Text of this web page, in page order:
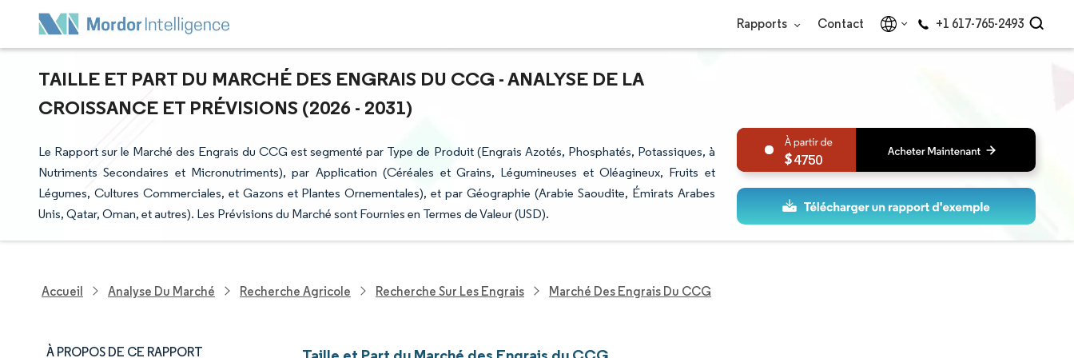
Rapports Contact +1 617-765-2493
TAILLE ET PART DU MARCHÉ DES ENGRAIS DU CCG - ANALYSE DE LA
CROISSANCE ET PRÉVISIONS (2026 - 2031)
Le Rapport sur le Marché des Engrais du CCG est segmenté par Type de Produit (Engrais Azotés, Phosphatés, Potassiques, à
Nutriments Secondaires et Micronutriments), par Application (Céréales et Grains, Légumineuses et Oléagineux, Fruits et
Légumes, Cultures Commerciales, et Gazons et Plantes Ornementales), et par Géographie (Arabie Saoudite, Émirats Arabes
Unis, Qatar, Oman, et autres). Les Prévisions du Marché sont Fournies en Termes de Valeur (USD).
4750
Accueil Analyse Du Marché Recherche Agricole Recherche Sur Les Engrais Marché Des Engrais Du CCG
À PROPOS DE CE RAPPORT